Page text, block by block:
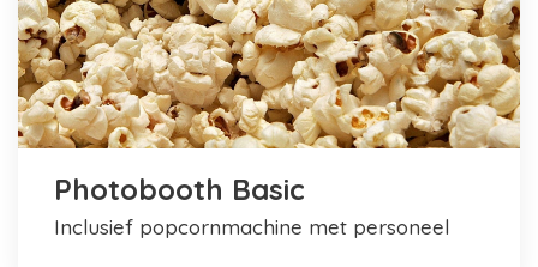
Photobooth Basic
inclusief popcornmachine met personeel